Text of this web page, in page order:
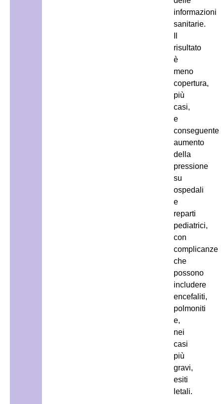
informazioni
sanitarie.
risultato
è
meno
copertura,
più
casi,
e
conseguente
aumento
della
pressione
su
ospedali
e
reparti
pediatrici,
con
complicanze
che
possono
includere
encefaliti,
polmoniti
e,
nei
casi
più
gravi,
esiti
letali.